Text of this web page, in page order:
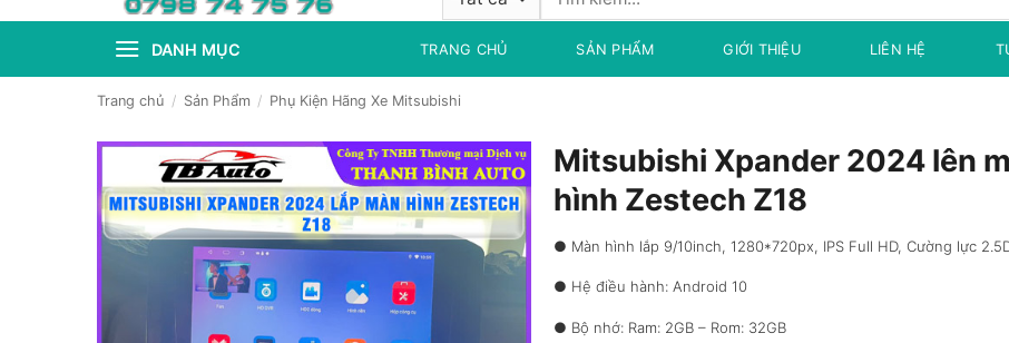
DANH MỤC TRANG CHỦ SẢN PHẨM GIỚI THIỆU LIÊN HỆ
Trang chủ / Sản Phẩm / Phụ Kiện Hãng Xe Mitsubishi
Mitsubishi Xpander 2024 lên
hình Zestech Z18
● Màn hình lắp 9/10inch, 1280*720px, IPS Full HD, Cường lực
● Hệ điều hành: Android 10
● Bộ nhớ: Ram: 2GB – Rom: 32GB